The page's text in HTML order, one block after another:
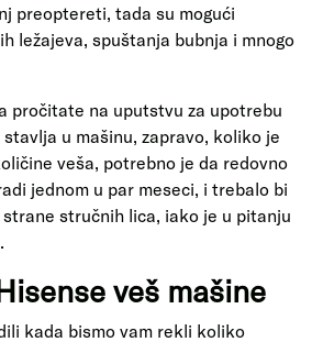
preoptereti, tada su mogući
ležajeva, spuštanja bubnja i mnogo
pročitate na uputstvu za upotrebu
u mašinu, zapravo, koliko je
veša, potrebno je da redovno
jednom u par meseci, i trebalo bi
stručnih lica, iako je u pitanju
veš mašine
kada bismo vam rekli koliko